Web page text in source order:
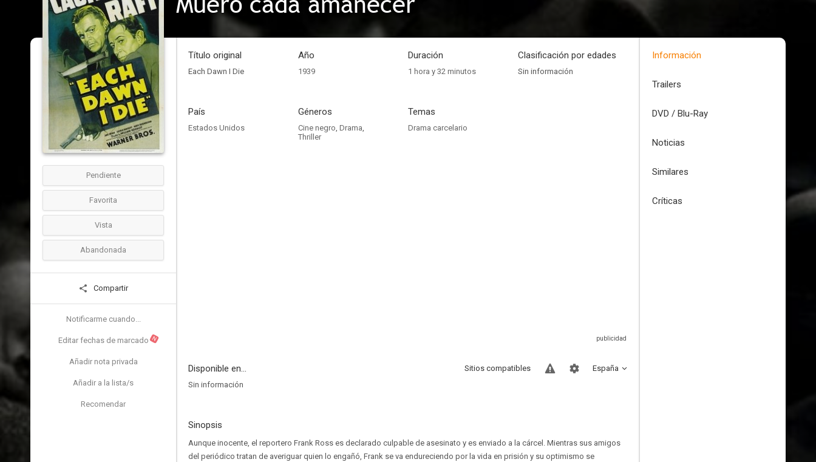
Pendiente
Favorita
Vista
Abandonada
Compartir
Notificarme cuando...
Editar fechas de marcado N
Añadir nota privada
Añadir a la lista/s
Recomendar
Título original
Each Dawn I Die
Año
1939
Duración
1 hora y 32 minutos
Clasificación por edades
Sin información
País
Estados Unidos
Géneros
Cine negro, Drama,
Thriller
Temas
Drama carcelario
Disponible en... España
Sitios compatibles
Sin información
Sinopsis
Aunque inocente, el reportero Frank Ross es declarado culpable de asesinato y es enviado a la cárcel. Mientras sus amigos
del periódico tratan de averiguar quien lo engañó, Frank se va endureciendo por la vida en prisión y su optimismo se
Información
Trailers
DVD / Blu-Ray
Noticias
Similares
Críticas